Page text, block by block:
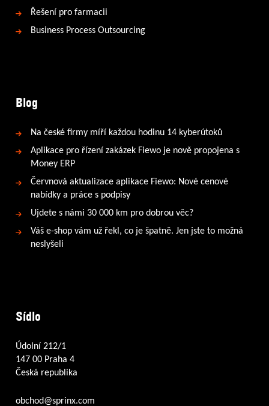
Řešení pro farmacii
Business Process Outsourcing
Blog
Na české firmy míří každou hodinu 14 kyberútoků
Aplikace pro řízení zakázek Fiewo je nově propojena s
Money ERP
Červnová aktualizace aplikace Fiewo: Nové cenové
nabídky a práce s podpisy
Ujdete s námi 30 000 km pro dobrou věc?
Váš e-shop vám už řekl, co je špatně. Jen jste to možná
neslyšeli
Sídlo
Údolní 212/1
147 00 Praha 4
Česká republika
obchod@sprinx.com